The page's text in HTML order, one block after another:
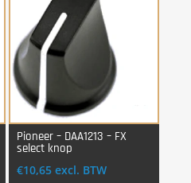
Login Voor Aankoop
Pioneer – DAA1213 – FX
select knop
€10,65 excl. BTW